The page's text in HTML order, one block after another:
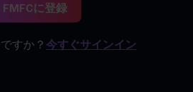
FMFCに登録
すか？ 今すぐサインイン